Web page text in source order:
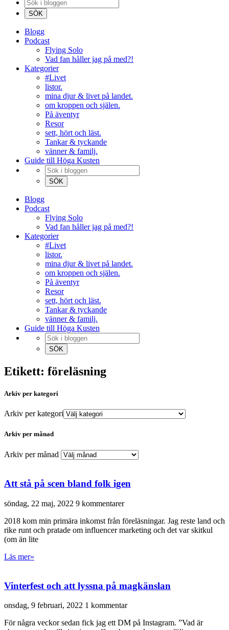
Blogg
Podcast
Flying Solo
Vad fan håller jag på med?!
Kategorier
#Livet
listor.
mina djur & livet på landet.
om kroppen och själen.
På äventyr
Resor
sett, hört och läst.
Tankar & tyckande
vänner & familj.
Guide till Höga Kusten
Blogg
Podcast
Flying Solo
Vad fan håller jag på med?!
Kategorier
#Livet
listor.
mina djur & livet på landet.
om kroppen och själen.
På äventyr
Resor
sett, hört och läst.
Tankar & tyckande
vänner & familj.
Guide till Höga Kusten
Etikett: föreläsning
Arkiv per kategori
Arkiv per kategori
Arkiv per månad
Arkiv per månad
Att stå på scen bland folk igen
söndag, 22 maj, 2022 9 kommentarer
2018 kom min primära inkomst från föreläsningar. Jag reste land och
rike runt och pratade om influencer marketing och det var skitkul
(om än lite
Läs mer»
Vinterfest och att lyssna på magkänslan
onsdag, 9 februari, 2022 1 kommentar
För några veckor sedan fick jag ett DM på Instagram. ”Vad är